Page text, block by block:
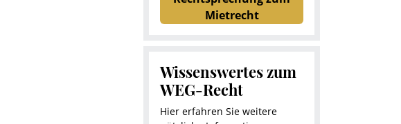
Mietrecht
Wissenswertes zum
WEG-Recht
Hier erfahren Sie weitere